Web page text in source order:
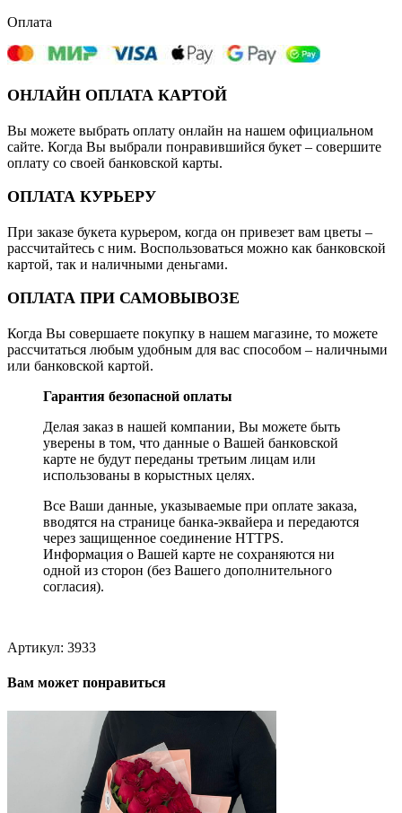
Оплата
ОНЛАЙН ОПЛАТА КАРТОЙ
Вы можете выбрать оплату онлайн на нашем официальном
сайте. Когда Вы выбрали понравившийся букет – совершите
оплату со своей банковской карты.
ОПЛАТА КУРЬЕРУ
При заказе букета курьером, когда он привезет вам цветы –
рассчитайтесь с ним. Воспользоваться можно как банковской
картой, так и наличными деньгами.
ОПЛАТА ПРИ САМОВЫВОЗЕ
Когда Вы совершаете покупку в нашем магазине, то можете
рассчитаться любым удобным для вас способом – наличными
или банковской картой.
Гарантия безопасной оплаты
Делая заказ в нашей компании, Вы можете быть
уверены в том, что данные о Вашей банковской
карте не будут переданы третьим лицам или
использованы в корыстных целях.
Все Ваши данные, указываемые при оплате заказа,
вводятся на странице банка-эквайера и передаются
через защищенное соединение HTTPS.
Информация о Вашей карте не сохраняются ни
одной из сторон (без Вашего дополнительного
согласия).
Артикул: 3933
Вам может понравиться